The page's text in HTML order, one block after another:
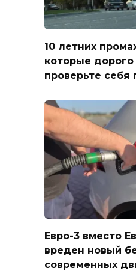
10 летних
которые дорого
проверьте себя
Евро-3 вместо
вреден новый
современных